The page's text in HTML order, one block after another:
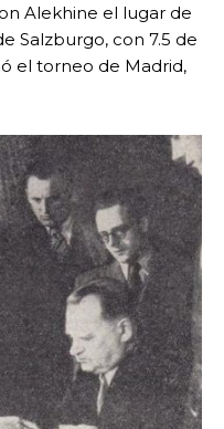
Alekhine el lugar de
Salzburgo, con 7.5 de
el torneo de Madrid,